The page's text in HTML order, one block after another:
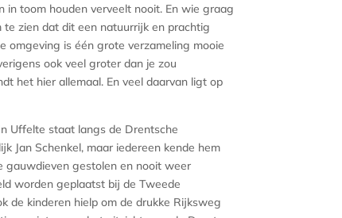
in toom houden verveelt nooit. En wie graag
zien dat dit een natuurrijk en prachtig
omgeving is één grote verzameling mooie
ook veel groter dan je zou
het hier allemaal. En veel daarvan ligt op
Uffelte staat langs de Drentsche
Jan Schenkel, maar iedereen kende hem
gauwdieven gestolen en nooit weer
worden geplaatst bij de Tweede
de kinderen hielp om de drukke Rijksweg